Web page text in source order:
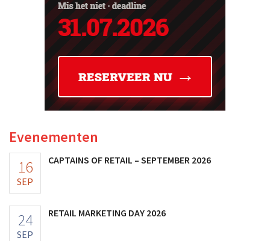
Evenementen
16
SEP
CAPTAINS OF RETAIL – SEPTEMBER 2026
24
SEP
RETAIL MARKETING DAY 2026